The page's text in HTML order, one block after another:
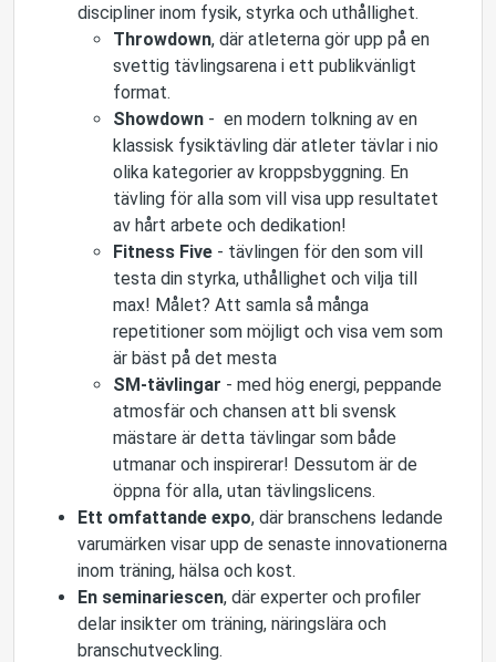
discipliner inom fysik, styrka och uthållighet.
Throwdown, där atleterna gör upp på en
svettig tävlingsarena i ett publikvänligt
format.
Showdown - en modern tolkning av en
klassisk fysiktävling där atleter tävlar i nio
olika kategorier av kroppsbyggning. En
tävling för alla som vill visa upp resultatet
av hårt arbete och dedikation!
Fitness Five - tävlingen för den som vill
testa din styrka, uthållighet och vilja till
max! Målet? Att samla så många
repetitioner som möjligt och visa vem som
är bäst på det mesta
SM-tävlingar - med hög energi, peppande
atmosfär och chansen att bli svensk
mästare är detta tävlingar som både
utmanar och inspirerar! Dessutom är de
öppna för alla, utan tävlingslicens.
Ett omfattande expo, där branschens ledande
varumärken visar upp de senaste innovationerna
inom träning, hälsa och kost.
En seminariescen, där experter och profiler
delar insikter om träning, näringslära och
branschutveckling.